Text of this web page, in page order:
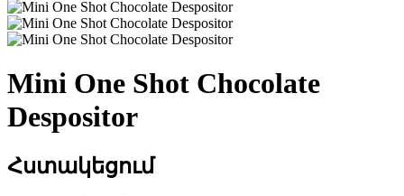
Mini One Shot Chocolate
Despositor
Հստակեցում